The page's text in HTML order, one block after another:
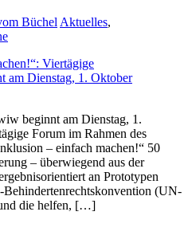
Büchel Aktuelles,
beginnt am Dienstag, 1.
Forum im Rahmen des
– einfach machen!“ 50
– überwiegend aus der
an Prototypen
(UN-
die helfen, […]